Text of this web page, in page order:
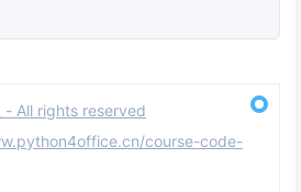
- All rights reserved
course-code-